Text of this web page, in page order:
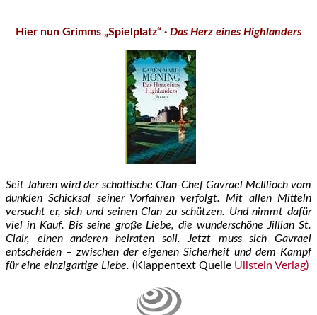
Hier nun Grimms „Spielplatz“ · Das Herz eines Highlanders
Seit Jahren wird der schottische Clan-Chef Gavrael McIllioch vom
dunklen Schicksal seiner Vorfahren verfolgt. Mit allen Mitteln
versucht er, sich und seinen Clan zu schützen. Und nimmt dafür
viel in Kauf. Bis seine große Liebe, die wunderschöne Jillian St.
Clair, einen anderen heiraten soll. Jetzt muss sich Gavrael
entscheiden – zwischen der eigenen Sicherheit und dem Kampf
für eine einzigartige Liebe. (Klappentext Quelle Ullstein Verlag)